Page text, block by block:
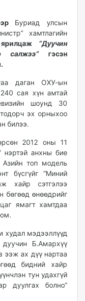
Буриад улсын
хамтлагийн
“Дуучин
салжээ” гэсэн
даган ОХУ-ын
сая хүн амтай
шоунд 30
эх орныхоо
билээ.
2012 оны 11
нэртэй анхны бие
Азийн топ модель
бүсгүйг “Миний
хайр сэтгэлээ
бөгөөд өнөөдрийг
ямагт хамтдаа
худал мэдээллүүд
Б.Амархүү
ээж ах дүү нартаа
бидний хайр
тун удахгүй
дуулгах болно”